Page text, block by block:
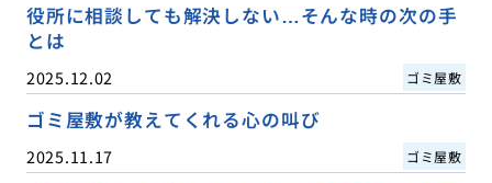
役所に相談しても解決しない…そんな時の次の手
とは
2025.12.02 ゴミ屋敷
ゴミ屋敷が教えてくれる心の叫び
2025.11.17 ゴミ屋敷